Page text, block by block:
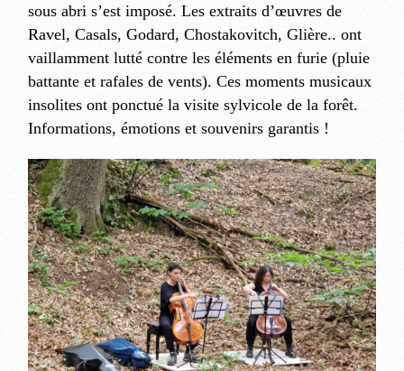
sous abri s’est imposé. Les extraits d’œuvres de
Ravel, Casals, Godard, Chostakovitch, Glière.. ont
vaillamment lutté contre les éléments en furie (pluie
battante et rafales de vents). Ces moments musicaux
insolites ont ponctué la visite sylvicole de la forêt.
Informations, émotions et souvenirs garantis !